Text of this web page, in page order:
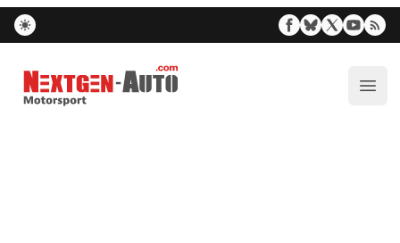
Nextgen-Auto.com